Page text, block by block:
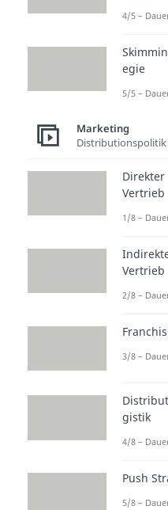
4/5 –
egie
5/5 –
Marketing
Distributionspolitik
Direkter
Vertrieb
1/8 –
Vertrieb
2/8 –
3/8 –
gistik
4/8 –
Push
5/8 –